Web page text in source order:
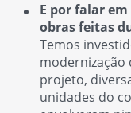
E por falar
obras feitas
Temos
modernização
projeto,
unidades do